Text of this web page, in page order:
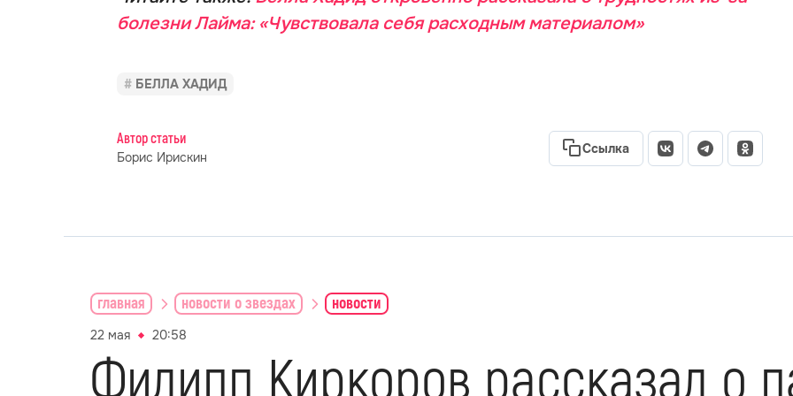
болезни Лайма: «Чувствовала себя расходным материалом»
БЕЛЛА ХАДИД
Автор статьи
Борис Ирискин
Ссылка
главная новости о звездах новости
22 мая 20:58
Филипп Киркоров рассказал о